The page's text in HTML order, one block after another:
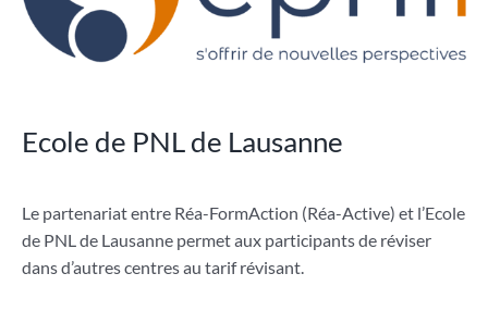
Ecole de PNL de Lausanne
Le partenariat entre Réa-FormAction (Réa-Active) et l’Ecole
de PNL de Lausanne permet aux participants de réviser
dans d’autres centres au tarif révisant.